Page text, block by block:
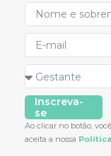
Inscreva-
se
Ao clicar no botão,
aceita a nossa